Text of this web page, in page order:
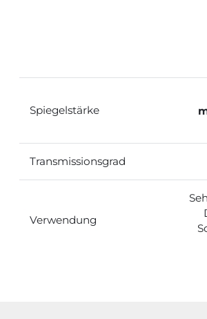
Spiegelstärke
Transmissionsgrad
Verwendung